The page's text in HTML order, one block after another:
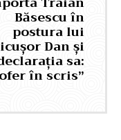
Băsescu în
postura lui
Dan și
sa:
în scris”